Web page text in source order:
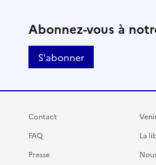
Abonnez-vous à
S'abonner
Contact
FAQ
Presse
La